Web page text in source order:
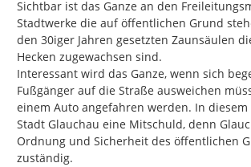
Sichtbar ist das Ganze an den
Stadtwerke die auf öffentlichen Grund
den 30iger Jahren gesetzten Zaunsäulen
Hecken zugewachsen sind.
Interessant wird das Ganze, wenn sich
Fußgänger auf die Straße ausweichen
einem Auto angefahren werden. In diesem
Stadt Glauchau eine Mitschuld, denn
Ordnung und Sicherheit des öffentlichen
zuständig.